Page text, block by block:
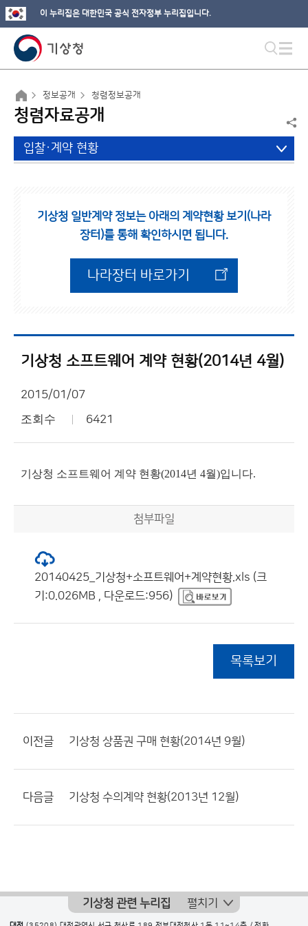
이 누리집은 대한민국 공식 전자정부 누리집입니다.
정보공개 청렴정보공개
청렴자료공개
입찰·계약 현황
기상청 일반계약 정보는 아래의 계약현황 보기(나라
장터)를 통해 확인하시면 됩니다.
나라장터 바로가기
기상청 소프트웨어 계약 현황(2014년 4월)
2015/01/07
조회수 6421
기상청 소프트웨어 계약 현황(2014년 4월)입니다.
첨부파일
20140425_기상청+소프트웨어+계약현황.xls (크
기:0.026MB , 다운로드:956)
목록보기
이전글 기상청 상품권 구매 현황(2014년 9월)
다음글 기상청 수의계약 현황(2013년 12월)
기상청 관련 누리집 펼치기